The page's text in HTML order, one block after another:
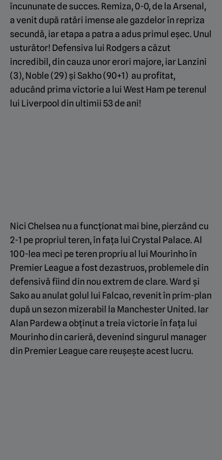
încununate de succes. Remiza, 0-0, de la Arsenal,
a venit după ratări imense ale gazdelor în repriza
secundă, iar etapa a patra a adus primul eșec. Unul
usturător! Defensiva lui Rodgers a căzut
incredibil, din cauza unor erori majore, iar Lanzini
(3), Noble (29) și Sakho (90+1) au profitat,
aducând prima victorie a lui West Ham pe terenul
lui Liverpool din ultimii 53 de ani!
Nici Chelsea nu a funcționat mai bine, pierzând cu
2-1 pe propriul teren, în fața lui Crystal Palace. Al
100-lea meci pe teren propriu al lui Mourinho în
Premier League a fost dezastruos, problemele din
defensivă fiind din nou extrem de clare. Ward și
Sako au anulat golul lui Falcao, revenit în prim-plan
după un sezon mizerabil la Manchester United. Iar
Alan Pardew a obținut a treia victorie în fața lui
Mourinho din carieră, devenind singurul manager
din Premier League care reușește acest lucru.